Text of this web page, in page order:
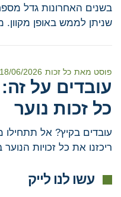
בשנים האחרונות גדל מספר
שניתן לממש באופן
פוסט מאת כל זכות 18/06/2026
עובדים על
כל זכות נוער
עובדים בקיץ? אל
ריכזנו את כל זכויות
עשו לנו לייק